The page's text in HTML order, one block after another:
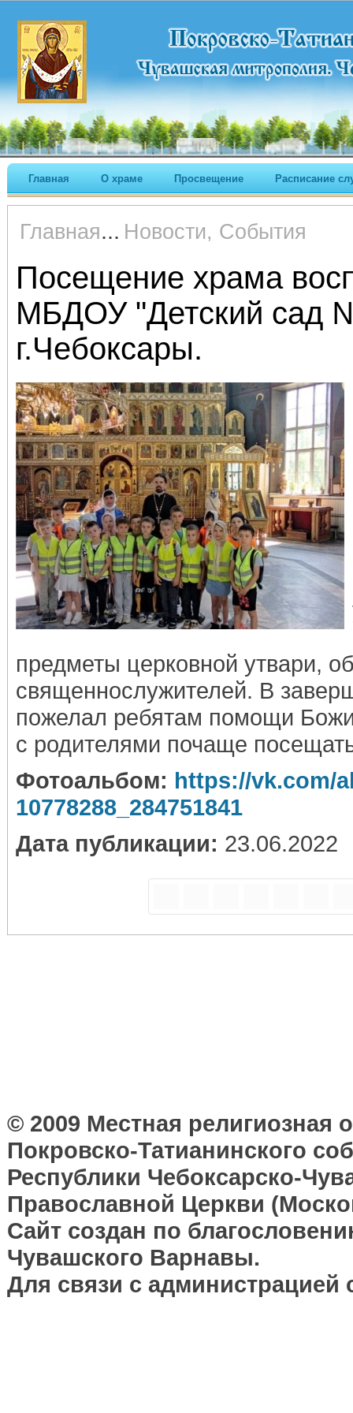
Главная О храме Просвещение Расписание
Главная... Новости, События
Посещение храма
МБДОУ "Детский сад
г.Чебоксары.
предметы церковной утвари,
священнослужителей. В
пожелал ребятам помощи
с родителями почаще
Фотоальбом: https://vk.com/
10778288_284751841
Дата публикации: 23.06.2022
© 2009 Местная религиозная
Покровско-Татианинского
Республики Чебоксарско-
Православной Церкви
Сайт создан по
Чувашского Варнавы.
Для связи с администрацией